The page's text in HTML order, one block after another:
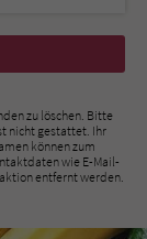
zu löschen. Bitte
nicht gestattet. Ihr
können zum
wie E-Mail-
entfernt werden.